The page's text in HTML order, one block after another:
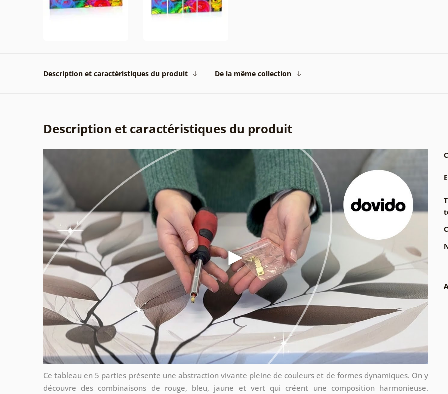
Description et caractéristiques du produit De la même collection
Description et caractéristiques du produit
Ce tableau en 5 parties présente une abstraction vivante pleine de couleurs et de formes dynamiques. On y
découvre des combinaisons de rouge, bleu, jaune et vert qui créent une composition harmonieuse.